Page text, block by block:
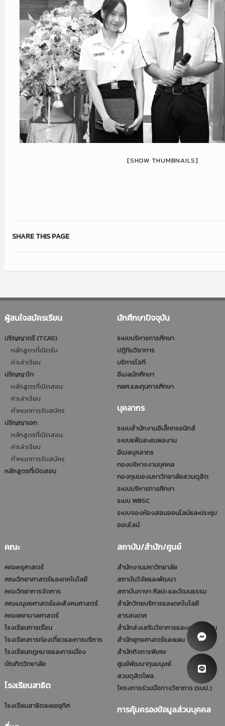
[SHOW THUMBNAILS]
SHARE THIS PAGE
ผู้สนใจสมัครเรียน
ปริญญาตรี (TCAS)
หลักสูตรที่เปิดรับ
ค่าเล่าเรียน
ปริญญาโท
หลักสูตรที่เปิดสอน
ค่าเล่าเรียน
กำหนดการรับสมัคร
ปริญญาเอก
หลักสูตรที่เปิดสอน
ค่าเล่าเรียน
กำหนดการรับสมัคร
หลักสูตรที่เปิดสอน
นักศึกษาปัจจุบัน
ระบบบริหารการศึกษา
ปฎิทินวิชาการ
บริการไอที
อีเมลนักศึกษา
กยศ.และทุนการศึกษา
บุคลากร
ระบบสำนักงานอิเล็กทรอนิกส์
ระบบแฟ้มสะสมผลงาน
อีเมลบุคลากร
กองบริหารงานบุคคล
กองทุนของมหาวิทยาลัยสวนดุสิต
ระบบบริหารการศึกษา
ระบบ WBSC
ระบบจองห้องสอนออนไลน์และประชุม
ออนไลน์
คณะ
คณะครุศาสตร์
คณะวิทยาศาสตร์และเทคโนโลยี
คณะวิทยาการจัดการ
คณะมนุษยศาสตร์และสังคมศาสตร์
คณะพยาบาลศาสตร์
โรงเรียนการเรือน
โรงเรียนการท่องเที่ยวและการบริการ
โรงเรียนกฎหมายและการเมือง
บัณฑิตวิทยาลัย
โรงเรียนสาธิต
โรงเรียนสาธิตละอออุทิศ
สถาบัน/สำนัก/ศูนย์
สำนักงานมหาวิทยาลัย
สถาบันวิจัยและพัฒนา
สถาบันภาษา ศิลปะ และวัฒนธรรม
สำนักวิทยบริการและเทคโนโลยี
สารสนเทศ
สำนักส่งเสริมวิชาการและงานทะเบียน
สำนักยุทธศาสตร์และแผน
สำนักกิจการพิเศษ
ศูนย์พัฒนาทุนมนุษย์
สวนดุสิตโพล
โครงการร่วมมือทางวิชาการ (รมป.)
การคุ้มครองข้อมูลส่วนบุคคล